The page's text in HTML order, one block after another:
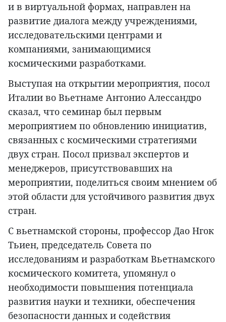
и в виртуальной формах, направлен на
развитие диалога между учреждениями,
исследовательскими центрами и
компаниями, занимающимися
космическими разработками.
Выступая на открытии мероприятия, посол
Италии во Вьетнаме Антонио Алессандро
сказал, что семинар был первым
мероприятием по обновлению инициатив,
связанных с космическими стратегиями
двух стран. Посол призвал экспертов и
менеджеров, присутствовавших на
мероприятии, поделиться своим мнением об
этой области для устойчивого развития двух
стран.
С вьетнамской стороны, профессор Дао Нгок
Тьиен, председатель Совета по
исследованиям и разработкам Вьетнамского
космического комитета, упомянул о
необходимости повышения потенциала
развития науки и техники, обеспечения
безопасности данных и содействия